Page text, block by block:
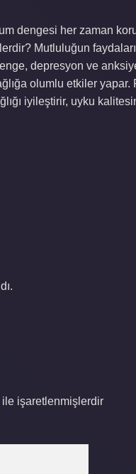
dengesi her zaman
Mutluluğun
depresyon ve
olumlu etkiler yapar.
iyileştirir, uyku
ile işaretlenmişlerdir